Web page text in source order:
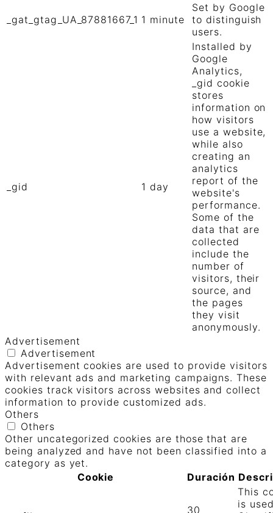
_gat_gtag_UA_87881667_1 1 minute
Set by Google
to distinguish
users.
_gid 1 day
Installed by
Google
Analytics,
_gid cookie
stores
information on
how visitors
use a website,
while also
creating an
analytics
report of the
website's
performance.
Some of the
data that are
collected
include the
number of
visitors, their
source, and
the pages
they visit
anonymously.
Advertisement
Advertisement
Advertisement cookies are used to provide visitors
with relevant ads and marketing campaigns. These
cookies track visitors across websites and collect
information to provide customized ads.
Others
Others
Other uncategorized cookies are those that are
being analyzed and have not been classified into a
category as yet.
Cookie
Duración
30
This
is